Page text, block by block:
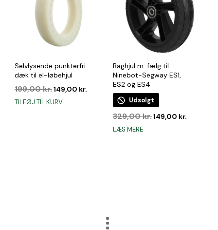
Selvlysende punkterfri
dæk til el-løbehjul
199,00kr.Den
pris
149,00 kr.
aktuelle
149,00 kr..
TILFØJ TIL KURV
Baghjul m. fælg til
Ninebot-Segway ES1,
ES2 og ES4
Udsolgt
329,00kr.Den
149,00 kr.
LÆS MERE